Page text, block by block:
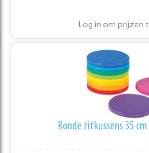
Log in om prijzen
Ronde zitkussens 35